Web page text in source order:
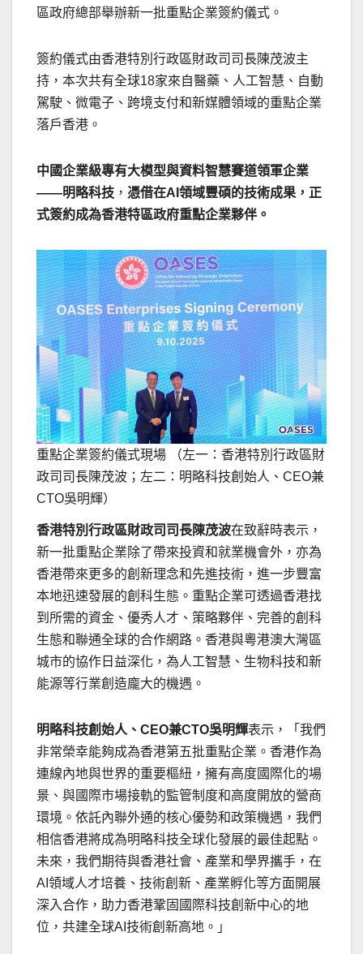
區政府總部舉辦新一批重點企業簽約儀式。
簽約儀式由香港特別行政區財政司司長陳茂波主
持，本次共有全球18家來自醫藥、人工智慧、自動
駕駛、微電子、跨境支付和新媒體領域的重點企業
落戶香港。
中國企業級專有大模型與資料智慧賽道領軍企業
——明略科技 ， 憑借在AI領域豐碩的技術成果，正
式簽約成為香港特區政府重點企業夥伴。
重點企業簽約儀式現場 （左一：香港特別行政區財
政司司長陳茂波；左二：明略科技創始人、CEO兼
CTO吳明輝）
香港特別行政區財政司司長陳茂波在致辭時表示，
新一批重點企業除了帶來投資和就業機會外，亦為
香港帶來更多的創新理念和先進技術，進一步豐富
本地迅速發展的創科生態。重點企業可透過香港找
到所需的資金、優秀人才、策略夥伴、完善的創科
生態和聯通全球的合作網路。香港與粵港澳大灣區
城市的協作日益深化，為人工智慧、生物科技和新
能源等行業創造龐大的機遇。
明略科技創始人、 CEO兼CTO吳明輝表示，「我們
非常榮幸能夠成為香港第五批重點企業。香港作為
連線內地與世界的重要樞紐，擁有高度國際化的場
景、與國際市場接軌的監管制度和高度開放的營商
環境。依託內聯外通的核心優勢和政策機遇，我們
相信香港將成為明略科技全球化發展的最佳起點。
未來，我們期待與香港社會、產業和學界攜手，在
AI領域人才培養、技術創新、產業孵化等方面開展
深入合作，助力香港鞏固國際科技創新中心的地
位，共建全球AI技術創新高地。」